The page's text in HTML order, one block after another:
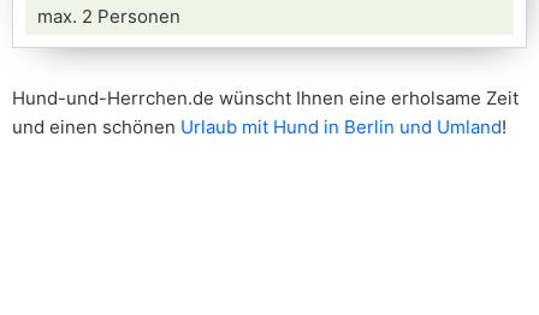
max. 2 Personen
Hund-und-Herrchen.de wünscht Ihnen eine erholsame Zeit
und einen schönen Urlaub mit Hund in Berlin und Umland!